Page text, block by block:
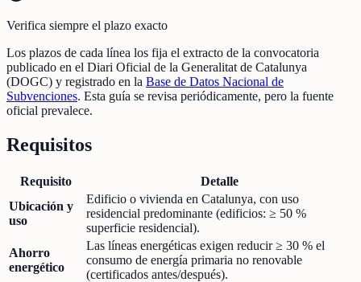
Verifica siempre el plazo exacto
Los plazos de cada línea los fija el extracto de la convocatoria
publicado en el Diari Oficial de la Generalitat de Catalunya
(DOGC) y registrado en la Base de Datos Nacional de
Subvenciones. Esta guía se revisa periódicamente, pero la fuente
oficial prevalece.
Requisitos
Requisito
Detalle
Ubicación y
uso
Edificio o vivienda en Catalunya, con uso
residencial predominante (edificios: ≥ 50 %
superficie residencial).
Ahorro
energético
Las líneas energéticas exigen reducir ≥ 30 % el
consumo de energía primaria no renovable
(certificados antes/después).